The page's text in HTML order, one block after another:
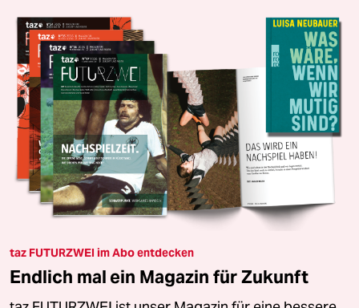
taz FUTURZWEI im Abo entdecken
Endlich mal ein Magazin für Zukunft